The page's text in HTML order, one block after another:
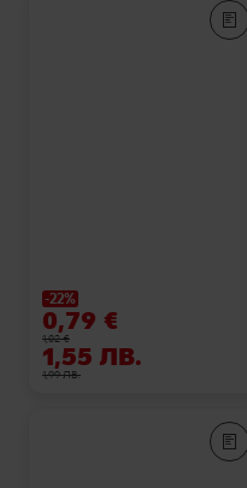
-22%
0,79 €
1,02 €
1,55 ЛВ.
1,99 ЛВ.